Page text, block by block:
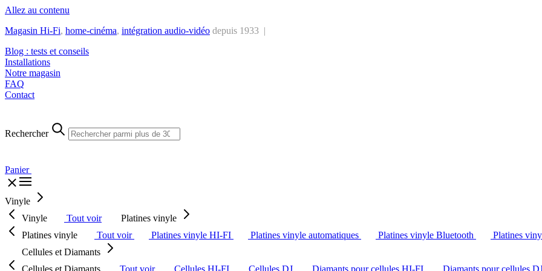
Allez au contenu
Magasin Hi-Fi, home-cinéma, intégration audio-vidéo depuis 1933 |
Blog : tests et conseils
Installations
Notre magasin
FAQ
Contact
Rechercher
Panier
Vinyle
Vinyle
Tout voir
Platines vinyle
Platines vinyle
Tout voir Platines vinyle HI-FI Platines vinyle automatiques Platines vinyle Bluetooth
Platines
Cellules et Diamants
Cellules et Diamants
Tout voir Cellules HI-FI Cellules DJ Diamants pour cellules HI-FI
Diamants pour cellules